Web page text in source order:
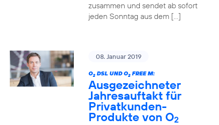
zusammen und sendet ab sofort
jeden Sonntag aus dem […]
08. Januar 2019
O2DSL UND O2FREE M:
Ausgezeichneter
Jahresauftakt für
Privatkunden-
Produkte von O2